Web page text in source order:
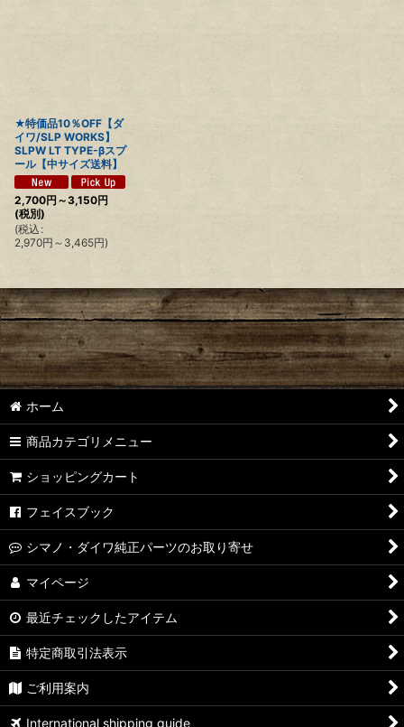
★特価品10％OFF【ダ
イワ/SLP WORKS】
SLPW LT TYPE-βスプ
ール【中サイズ送料】
2,700円 ～3,150円
(税別)
(税込 :
2,970円 ～3,465円)
ホーム
商品カテゴリメニュー
ショッピングカート
フェイスブック
シマノ・ダイワ純正パーツのお取り寄せ
マイページ
最近チェックしたアイテム
特定商取引法表示
ご利用案内
International shipping guide